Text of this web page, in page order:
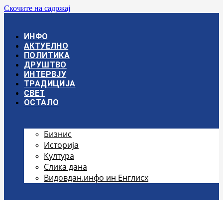
Скочите на садржај
ИНФО
АКТУЕЛНО
ПОЛИТИКА
ДРУШТВО
ИНТЕРВЈУ
ТРАДИЦИЈА
СВЕТ
ОСТАЛО
Бизнис
Историја
Култура
Слика дана
Видовдан.инфо ин Енглисх